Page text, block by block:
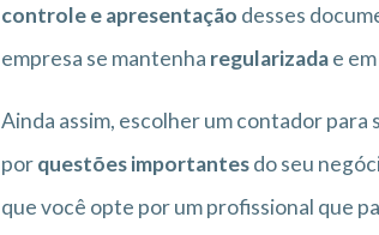
controle e apresentação desses
empresa se mantenha regularizadae em
Ainda assim, escolher um contador para
porquestões importantesdo seu
que você opte por um profissional que